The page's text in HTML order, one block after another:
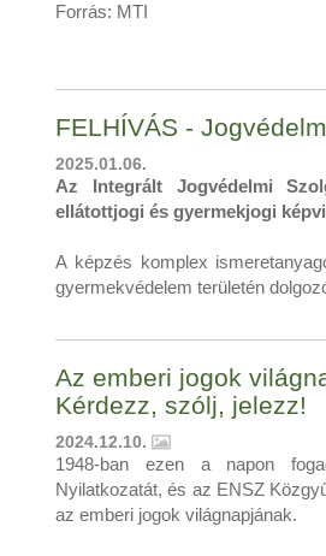
Forrás: MTI
FELHÍVÁS -
2025.01.06.
Az Integrált Jogvédelmi
ellátottjogi és gyermekjogi
A képzés komplex
gyermekvédelem területén
Az emberi jogok
Kérdezz, szólj, jelezz!
2024.12.10.
1948-ban ezen a napon
Nyilatkozatát, és az ENSZ
az emberi jogok világnapjának.